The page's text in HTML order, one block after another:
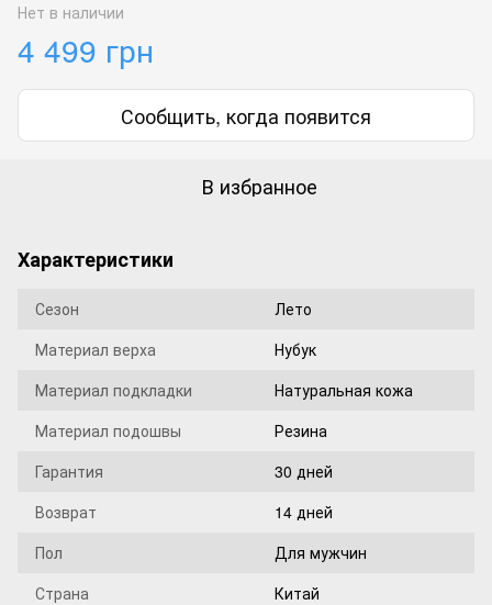
Нет в наличии
4 499 грн
Сообщить, когда появится
В избранное
Характеристики
Сезон
Лето
Материал верха
Нубук
Материал подкладки
Натуральная кожа
Материал подошвы
Резина
Гарантия
30 дней
Возврат
14 дней
Пол
Для мужчин
Страна
Китай